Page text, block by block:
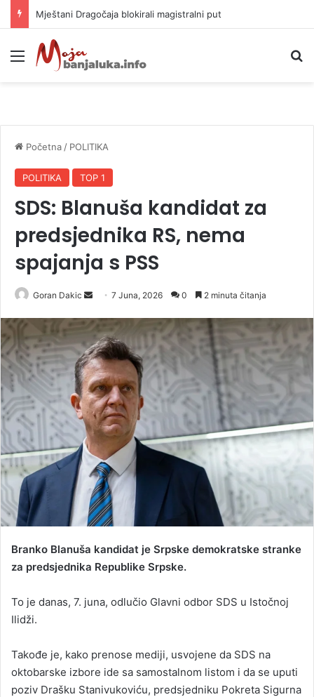
Helikopter ponovo gasi vatru u selima kod Trebinja
Meni
Početna / POLITIKA
POLITIKA TOP 1
SDS: Blanuša kandidat za
predsjednika RS, nema
spajanja s PSS
Goran Dakic
d
a
n
e
m
a
i
7 Juna, 2026 0 2 minuta čitanja
Branko Blanuša kandidat je Srpske demokratske stranke
za predsjednika Republike Srpske.
To je danas, 7. juna, odlučio Glavni odbor SDS u Istočnoj
Ilidži.
Takođe je, kako prenose mediji, usvojene da SDS na
oktobarske izbore ide sa samostalnom listom i da se uputi
poziv Drašku Stanivukoviću, predsjedniku Pokreta Sigurna